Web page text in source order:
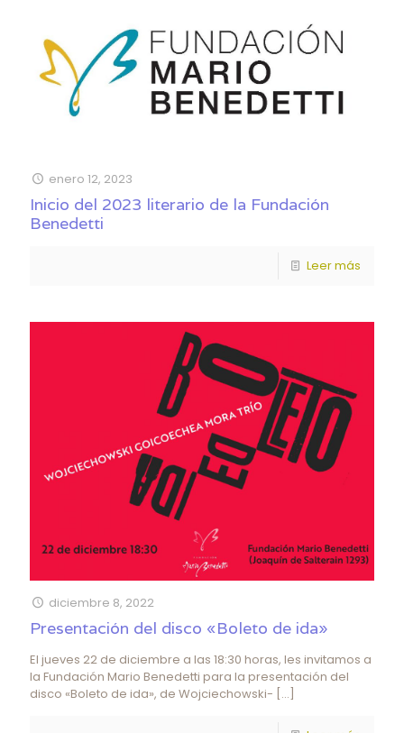
enero 12, 2023
Inicio del 2023 literario de la Fundación
Benedetti
Leer más
diciembre 8, 2022
Presentación del disco «Boleto de ida»
El jueves 22 de diciembre a las 18:30 horas, les invitamos a
la Fundación Mario Benedetti para la presentación del
disco «Boleto de ida», de Wojciechowski- […]